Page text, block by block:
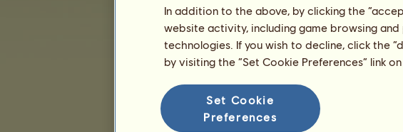
Бързина
обяздване
Галоп
In addition to the above, by clicking the
website activity, including game browsing
technologies. If you wish to decline, click the
by visiting the “Set Cookie Preferences” link
Set Cookie
Preferences